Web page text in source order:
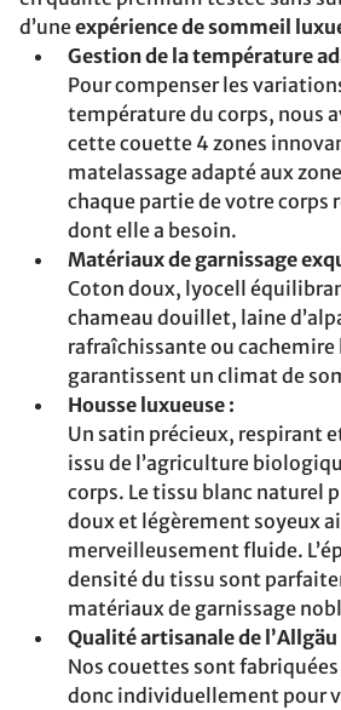
d’uneexpérience de sommeil
Gestion de la température
Pour compenser les
température du corps, nous
cette couette 4 zones
matelassage adapté aux
chaque partie de votre corps
dont elle a besoin.
Matériaux de garnissage
Coton doux, lyocell
chameau douillet, laine
rafraîchissante ou
garantissent un climat de
Housse luxueuse :
Un satin précieux, respirant
issu de l’agriculture
corps. Le tissu blanc naturel
doux et légèrement soyeux
merveilleusement fluide.
densité du tissu sont
matériaux de garnissage
Qualité artisanale de l’Allgäu
Nos couettes sont
donc individuellement pour